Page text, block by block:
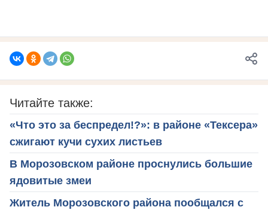
Читайте также:
«Что это за беспредел!?»: в районе «Тексера»
сжигают кучи сухих листьев
В Морозовском районе проснулись большие
ядовитые змеи
Житель Морозовского района пообщался с